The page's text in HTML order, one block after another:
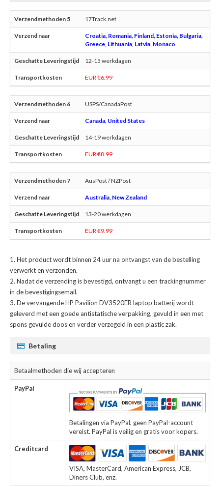
17Track.net
Croatia, Romania, Finland, Estonia, Bulgaria,
Greece, Lithuania, Latvia, Monaco
12-15 werkdagen
EUR €6.99
USPS/CanadaPost
Canada, United States
14-19 werkdagen
EUR €8.99
AusPost / NZPost
Australia, New Zealand
13-20 werkdagen
EUR €9.99
Het product wordt binnen 24 uur na ontvangst van de bestelling
verwerkt en verzonden.
Nadat de verzending is bevestigd, ontvangt u een trackingnummer
in de bevestigingsemail.
Devervangende HP Pavilion DV3520ER laptop batterijwordt
geleverd met een goede antistatische verpakking, gevuld in een met
spons gevulde doos en verder verzegeld in een plastic zak.
Betaling
Betaalmethoden die wij accepteren
PayPal
Betalingen via PayPal, geen PayPal-account
vereist. PayPal is veilig en gratis voor kopers.
Creditcard
VISA, MasterCard, American Express, JCB,
Diners Club, enz.